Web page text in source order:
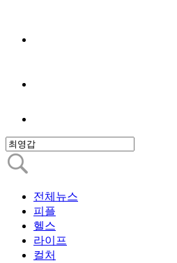
전체뉴스
피플
헬스
라이프
컬처